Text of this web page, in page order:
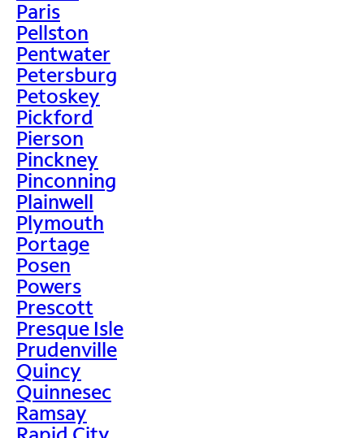
Paris
Pellston
Pentwater
Petersburg
Petoskey
Pickford
Pierson
Pinckney
Pinconning
Plainwell
Plymouth
Portage
Posen
Powers
Prescott
Presque Isle
Prudenville
Quincy
Quinnesec
Ramsay